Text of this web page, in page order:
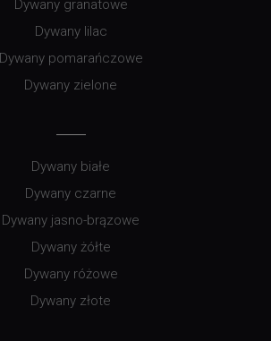
Dywany granatowe
Dywany lilac
Dywany pomarańczowe
Dywany zielone
Dywany białe
Dywany czarne
Dywany jasno-brązowe
Dywany żółte
Dywany różowe
Dywany złote